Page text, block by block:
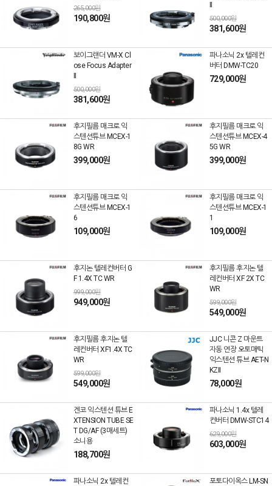
265,000원
190,800원 500,000원
381,600원
보이그랜더 VM-X Cl
ose Focus Adapter
500,000원
381,600원
파나소닉 2x 텔레컨
버터 DMW-TC20
729,000원
후지필름 매크로 익
스텐션튜브 MCEX-1
8G WR
399,000원
후지필름 매크로 익
스텐션튜브 MCEX-4
5G WR
399,000원
후지필름 매크로 익
스텐션튜브 MCEX-1
6
109,000원
후지필름 매크로 익
스텐션튜브 MCEX-1
1
109,000원
후지논 텔레컨버터 G
F 1.4X TC WR
999,000원
949,000원
후지필름 후지논 텔
레컨버터 XF 2X TC
WR
599,000원
549,000원
후지필름 후지논 텔
레컨버터 XF1.4X TC
WR
599,000원
549,000원
JJC 니콘 Z 마운트
자동 연장 오토매틱
익스텐션 튜브 AET-N
KZII
78,000원
겐코 익스텐션 튜브 E
XTENSION TUBE SE
T DG/AF (3매세트)
소니용
188,700원
파나소닉 1.4x 텔레
컨버터 DMW-STC14
629,000원
603,000원
파나소닉 2x 텔레컨
포토다이옥스 LM-SN